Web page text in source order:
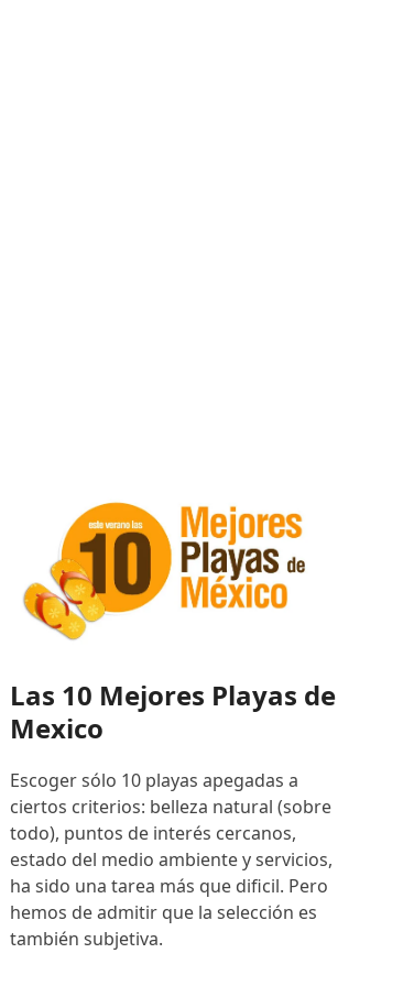
Las 10 Mejores Playas de
Mexico
Escoger sólo 10 playas apegadas a
ciertos criterios: belleza natural (sobre
todo), puntos de interés cercanos,
estado del medio ambiente y servicios,
ha sido una tarea más que dificil. Pero
hemos de admitir que la selección es
también subjetiva.